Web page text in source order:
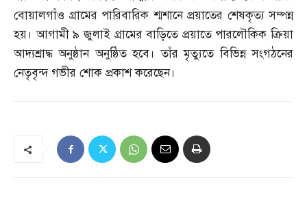
বোয়ালগাঁও গ্রামের পারিবারিক শ্মশানে প্রয়াতের শেষকৃত্য সম্পন্ন
হয়। আগামী ৯ জুলাই গ্রামের বাড়িতে প্রয়াতে পারলৌকিক ক্রিয়া
আদ্যশ্রাদ্ধ অনুষ্ঠান অনুষ্ঠিত হবে। তাঁর মৃত্যুতে বিভিন্ন সংগঠনের
নেতৃবৃন্দ গভীর শোক প্রকাশ করেছেন।